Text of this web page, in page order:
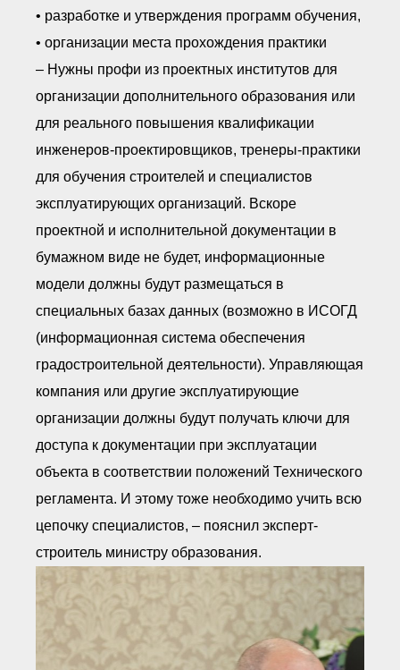
• разработке и утверждения программ обучения,
• организации места прохождения практики
– Нужны профи из проектных институтов для
организации дополнительного образования или
для реального повышения квалификации
инженеров-проектировщиков, тренеры-практики
для обучения строителей и специалистов
эксплуатирующих организаций. Вскоре
проектной и исполнительной документации в
бумажном виде не будет, информационные
модели должны будут размещаться в
специальных базах данных (возможно в ИСОГД
(информационная система обеспечения
градостроительной деятельности). Управляющая
компания или другие эксплуатирующие
организации должны будут получать ключи для
доступа к документации при эксплуатации
объекта в соответствии положений Технического
регламента. И этому тоже необходимо учить всю
цепочку специалистов, – пояснил эксперт-
строитель министру образования.